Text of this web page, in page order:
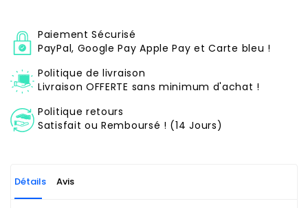
Paiement Sécurisé
PayPal, Google Pay Apple Pay et Carte bleu !
Politique de livraison
Livraison OFFERTE sans minimum d'achat !
Politique retours
Satisfait ou Remboursé ! (14 Jours)
Détails Avis